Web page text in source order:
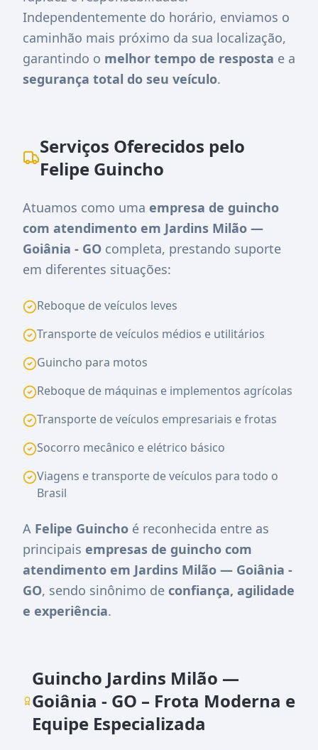
Independentemente do horário, enviamos o
caminhão mais próximo da sua localização,
garantindo o melhor tempo de resposta e a
segurança total do seu veículo.
Serviços Oferecidos pelo
Felipe Guincho
Atuamos como uma empresa de guincho
com atendimento em Jardins Milão —
Goiânia - GO completa, prestando suporte
em diferentes situações:
Reboque de veículos leves
Transporte de veículos médios e utilitários
Guincho para motos
Reboque de máquinas e implementos agrícolas
Transporte de veículos empresariais e frotas
Socorro mecânico e elétrico básico
Viagens e transporte de veículos para todo o
Brasil
A Felipe Guincho é reconhecida entre as
principais empresas de guincho com
atendimento em Jardins Milão — Goiânia -
GO, sendo sinônimo de confiança, agilidade
e experiência.
Guincho Jardins Milão —
Goiânia - GO – Frota Moderna e
Equipe Especializada